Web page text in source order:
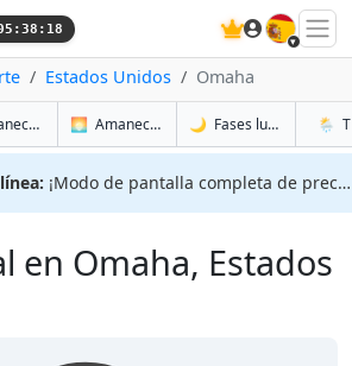
🇪🇸
Estados Unidos Omaha
Amanecer y atardecer en Omaha
🌅 Amanecer y atardecer mañana en
🌙 Fases lunares en🌦️
¡Modo de pantalla completa de precisión!
en Omaha, Estados